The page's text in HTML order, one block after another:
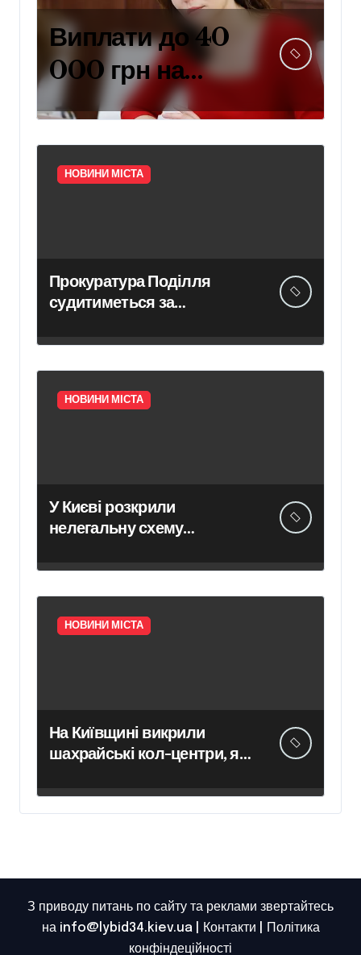
Виплати до 40
000 грн на
навчання дітей
захисників:
умови
Києві
НОВИНИ МІСТА
Прокуратура Поділля
судитиметься за
власності на фіктивну
будівлю в центрі Києва
НОВИНИ МІСТА
У Києві розкрили
нелегальну схему
для іноземних замовників:
двійня загинула через
передчасні пологи
НОВИНИ МІСТА
На Київщині викрили
шахрайські кол-центри, які
на понад 12 млн грн —
організаторів схеми чекає
З приводу питань по сайту та реклами звертайтесь
на info@lybid34.kiev.ua | Контакти
Політика
конфіндеційності